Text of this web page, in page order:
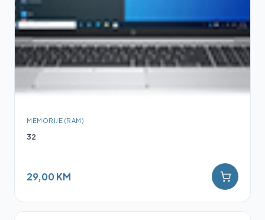
MEMORIJE (RAM)
32
29,00 KM